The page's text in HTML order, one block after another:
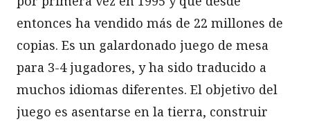
entonces ha vendido más de 22 millones de
copias. Es un galardonado juego de mesa
para 3-4 jugadores, y ha sido traducido a
muchos idiomas diferentes. El objetivo del
juego es asentarse en la tierra, construir